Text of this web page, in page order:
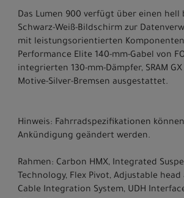
Das Lumen 900 verfügt über einen hell
Schwarz-Weiß-Bildschirm zur
mit leistungsorientierten Komponenten
Performance Elite 140-mm-Gabel von
integrierten 130-mm-Dämpfer, SRAM GX
Motive-Silver-Bremsen ausgestattet.
Hinweis: Fahrradspezifikationen
Ankündigung geändert werden.
Rahmen: Carbon HMX, Integrated
Technology, Flex Pivot, Adjustable head
Cable Integration System, UDH